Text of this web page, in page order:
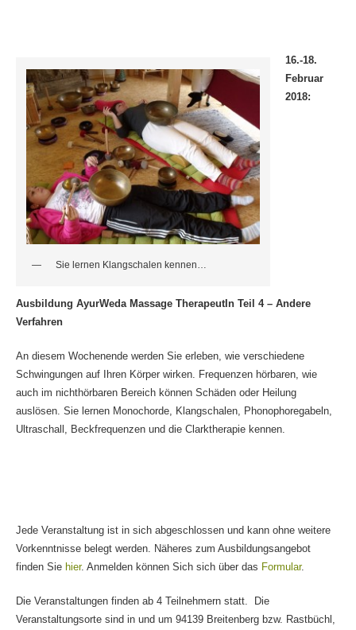
Sie lernen Klangschalen kennen…
16.-18.
Februar
2018:
Ausbildung AyurWeda Massage TherapeutIn Teil 4 – Andere
Verfahren
An diesem Wochenende werden Sie erleben, wie verschiedene
Schwingungen auf Ihren Körper wirken. Frequenzen hörbaren, wie
auch im nichthörbaren Bereich können Schäden oder Heilung
auslösen. Sie lernen Monochorde, Klangschalen, Phonophoregabeln,
Ultraschall, Beckfrequenzen und die Clarktherapie kennen.
Jede Veranstaltung ist in sich abgeschlossen und kann ohne weitere
Vorkenntnisse belegt werden. Näheres zum Ausbildungsangebot
finden Sie hier. Anmelden können Sich sich über das Formular.
Die Veranstaltungen finden ab 4 Teilnehmern statt. Die
Veranstaltungsorte sind in und um 94139 Breitenberg bzw. Rastbüchl,